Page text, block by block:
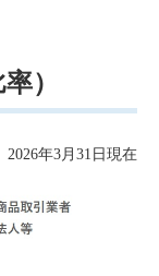
）
2026年3月31日現在